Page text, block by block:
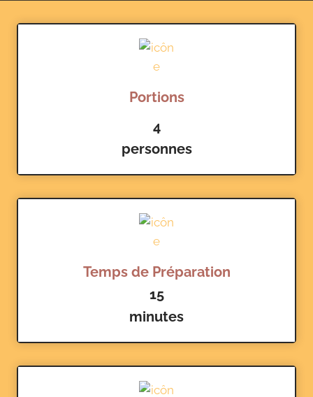
Portions
4
personnes
Temps de Préparation
15
minutes